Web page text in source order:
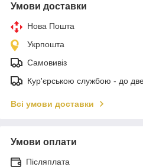
Умови доставки
Нова Пошта
Укрпошта
Самовивіз
Кур'єрською службою - до
Всі умови доставки
Умови оплати
Післяплата